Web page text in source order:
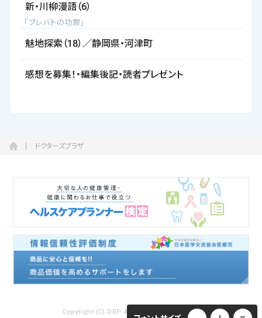
新・川柳漫語（6）
「プレバトの功罪」
魅地探索（18）／静岡県・河津町
感想を募集！・編集後記・読者プレゼント
ドクターズプラザ
Copyright (C) DRP ALL RIGHTS RESERVED.